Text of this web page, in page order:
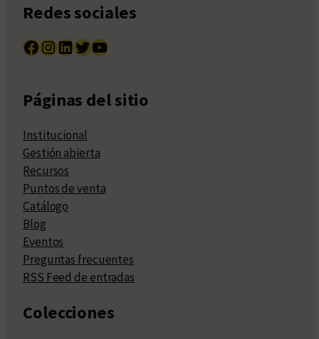
Redes sociales
Facebook InstagramLinkedIn Twitter YouTube
Páginas del sitio
Institucional
Gestión abierta
Recursos
Puntos de venta
Catálogo
Blog
Eventos
Preguntas frecuentes
RSS Feed de entradas
Colecciones